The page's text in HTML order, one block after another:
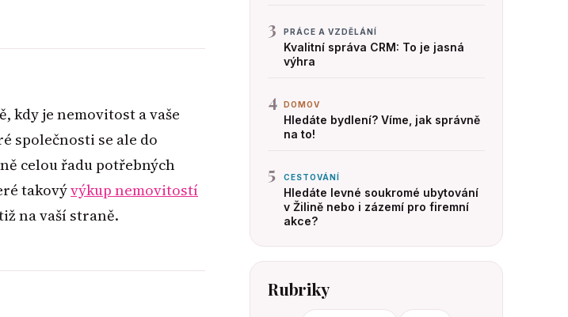
kdy je nemovitost a vaše
společnosti se ale do
celou řadu potřebných
takovývýkup nemovitostí
na vaší straně.
3 PRÁCE A VZDĚLÁNÍ
Kvalitní správa CRM: To je jasná
výhra
4 DOMOV
Hledáte bydlení? Víme, jak správně
na to!
5 CESTOVÁNÍ
Hledáte levné soukromé ubytování
v Žilině nebo i zázemí pro firemní
akce?
Rubriky